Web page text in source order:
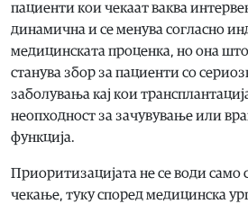
пациенти кои чекаат ваква
динамична и се менува согласно
медицинската проценка, но она
станува збор за пациенти со
заболувања кај кои
неопходност за зачувување или
функција.
Приоритизацијата не се води само
чекање, туку според медицинска